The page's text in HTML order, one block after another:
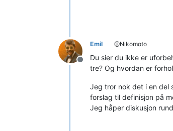
Frakoblet
Emil @Nikomoto
Du sier du ikke er
tre? Og hvordan er
Jeg tror nok det i en del
forslag til definisjon på
Jeg håper diskusjon